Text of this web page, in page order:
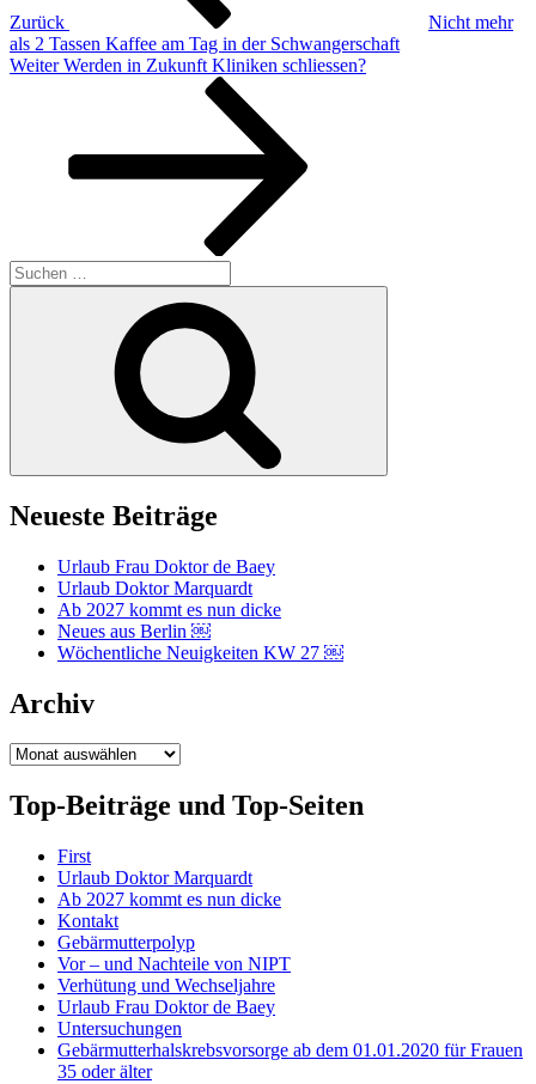
Zurück
Nicht mehr
als 2 Tassen Kaffee am Tag in der Schwangerschaft
Nächster
Weiter Werden in Zukunft Kliniken schliessen?
Suchen
nach:
Neueste Beiträge
Urlaub Frau Doktor de Baey
Urlaub Doktor Marquardt
Ab 2027 kommt es nun dicke
Neues aus Berlin ￼
Wöchentliche Neuigkeiten KW 27 ￼
Archiv
Archiv
Top-Beiträge und Top-Seiten
First
Urlaub Doktor Marquardt
Ab 2027 kommt es nun dicke
Kontakt
Gebärmutterpolyp
Vor – und Nachteile von NIPT
Verhütung und Wechseljahre
Urlaub Frau Doktor de Baey
Untersuchungen
Gebärmutterhalskrebsvorsorge ab dem 01.01.2020 für Frauen
35 oder älter